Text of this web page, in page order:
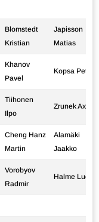
Blomstedt
Kristian
Japisson
Matias
Khanov
Pavel
Kopsa Petri
Tiihonen
Ilpo
Zrunek Axel
Cheng Hanz
Martin
Alamäki
Jaakko
Vorobyov
Radmir
Halme Lucas